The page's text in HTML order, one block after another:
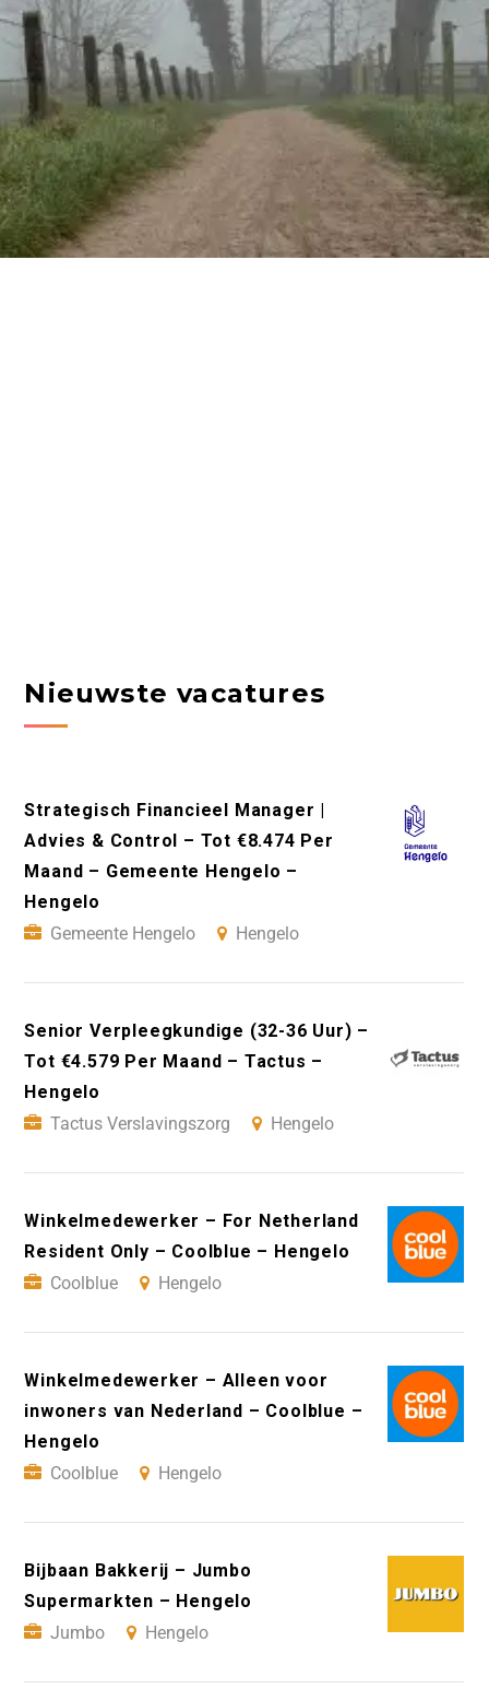
Nieuwste vacatures
Strategisch Financieel Manager |
Advies & Control – Tot €8.474 Per
Maand – Gemeente Hengelo –
Hengelo
Gemeente Hengelo
Hengelo
Senior Verpleegkundige (32-36 Uur) –
Tot €4.579 Per Maand – Tactus –
Hengelo
Tactus Verslavingszorg
Hengelo
Winkelmedewerker – For Netherland
Resident Only – Coolblue – Hengelo
Coolblue
Hengelo
Winkelmedewerker – Alleen voor
inwoners van Nederland – Coolblue –
Hengelo
Coolblue
Hengelo
Bijbaan Bakkerij – Jumbo
Supermarkten – Hengelo
Jumbo
Hengelo